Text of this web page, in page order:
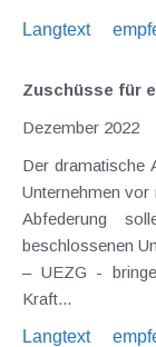
Langtext
Zuschüsse für
Dezember 2022
Der dramatische
Unternehmen vor
Abfederung
beschlossenen
– UEZG -
Kraft...
Langtext